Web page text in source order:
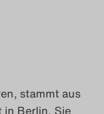
Blog
stammt aus